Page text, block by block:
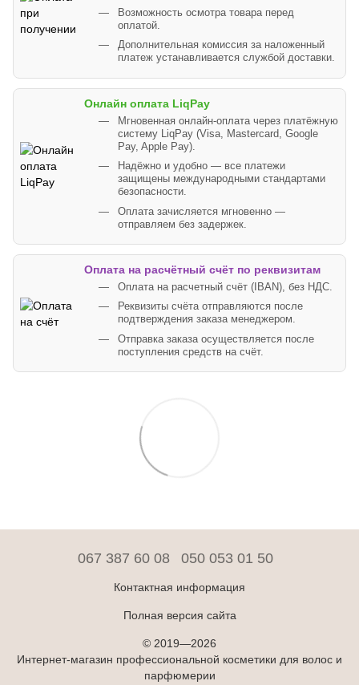
Возможность осмотра товара перед
оплатой.
Дополнительная комиссия за наложенный
платеж устанавливается службой доставки.
Онлайн оплата LiqPay
Мгновенная онлайн-оплата через платёжную
систему LiqPay (Visa, Mastercard, Google
Pay, Apple Pay).
Надёжно и удобно — все платежи
защищены международными стандартами
безопасности.
Оплата зачисляется мгновенно —
отправляем без задержек.
Оплата на расчётный счёт по реквизитам
Оплата на расчетный счёт (IBAN), без НДС.
Реквизиты счёта отправляются после
подтверждения заказа менеджером.
Отправка заказа осуществляется после
поступления средств на счёт.
067 387 60 08 050 053 01 50
Контактная информация
Полная версия сайта
© 2019—2026
Интернет-магазин профессиональной косметики для волос и
парфюмерии